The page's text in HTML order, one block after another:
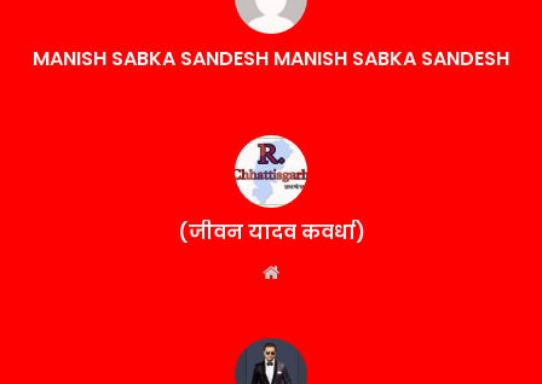
MANISH SABKA SANDESH MANISH SABKA SANDESH
(जीवन यादव कवर्धा)